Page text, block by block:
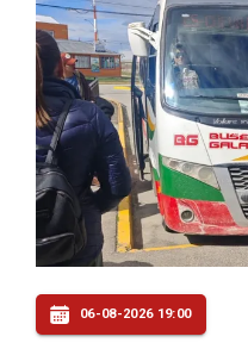
06-08-2026 19:00